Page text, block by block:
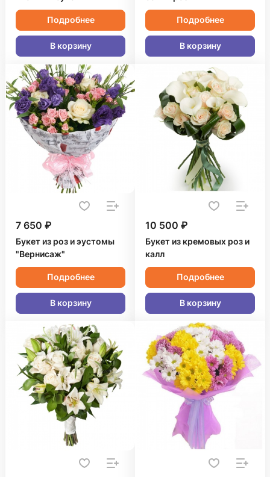
Подробнее
В корзину
Подробнее
В корзину
7 650 ₽
Букет из роз и эустомы
"Вернисаж"
Подробнее
В корзину
10 500 ₽
Букет из кремовых роз и
калл
Подробнее
В корзину